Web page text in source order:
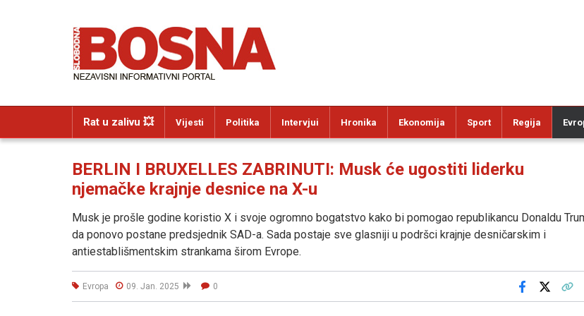
Rat u zalivu 💥 Vijesti Politika Intervjui Hronika Ekonomija Sport Regija
BERLIN I BRUXELLES ZABRINUTI: Musk će ugostiti liderku
njemačke krajnje desnice na X-u
Musk je prošle godine koristio X i svoje ogromno bogatstvo kako bi pomogao republikancu Donaldu
da ponovo postane predsjednik SAD-a. Sada postaje sve glasniji u podršci krajnje desničarskim i
antiestablišmentskim strankama širom Evrope.
Evropa 09. Jan. 2025 0
Facebook